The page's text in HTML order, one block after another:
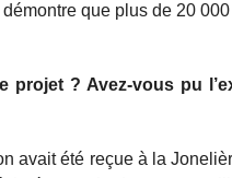
que plus de 20
projet ? Avez-vous pu
avait été reçue à la